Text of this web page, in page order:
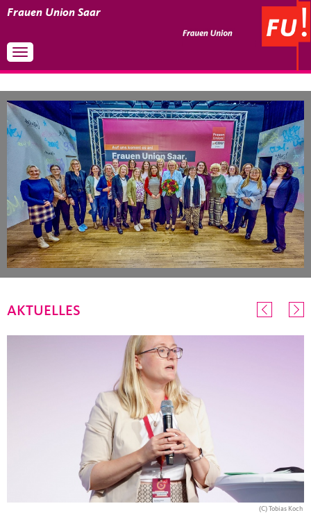
Frauen Union Saar
Toggle navigation
STARTSEITE
AKTUELLES
(C) Tobias Koch